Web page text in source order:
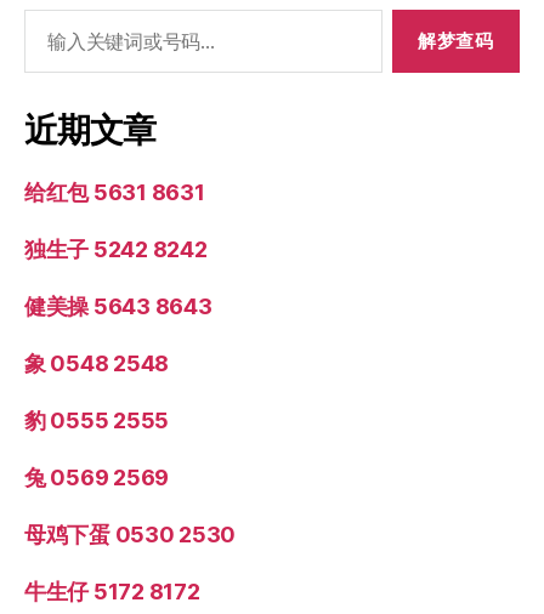
索：
近期文章
给红包 5631 8631
独生子 5242 8242
健美操 5643 8643
象 0548 2548
豹 0555 2555
兔 0569 2569
母鸡下蛋 0530 2530
牛生仔 5172 8172